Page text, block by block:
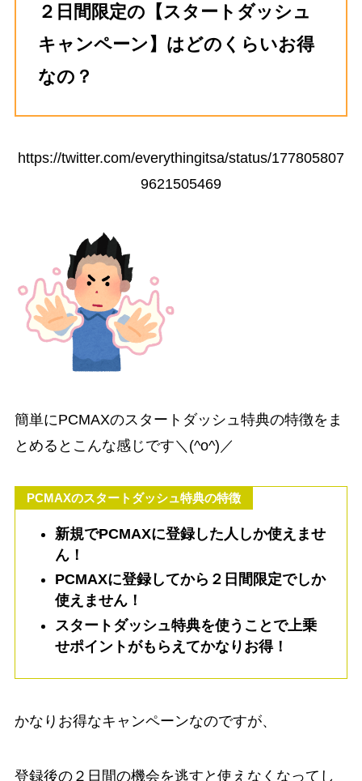
２日間限定の【スタートダッシュ
キャンペーン】はどのくらいお得
なの？
https://twitter.com/everythingitsa/status/177805807
9621505469
簡単にPCMAXのスタートダッシュ特典の特徴をま
とめるとこんな感じです＼(^o^)／
PCMAXのスタートダッシュ特典の特徴
新規でPCMAXに登録した人しか使えませ
ん！
PCMAXに登録してから２日間限定でしか
使えません！
スタートダッシュ特典を使うことで上乗
せポイントがもらえてかなりお得！
かなりお得なキャンペーンなのですが、
登録後の２日間の機会を逃すと使えなくなってし